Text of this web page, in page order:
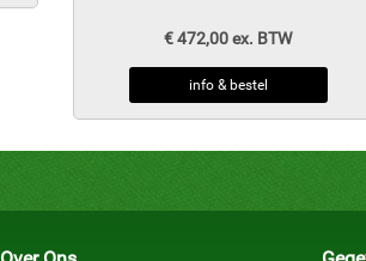
€ 472,00 ex. BTW
info & bestel